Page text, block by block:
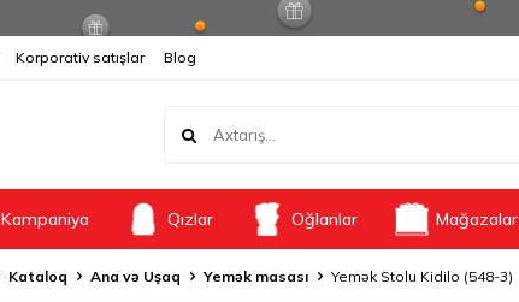
Korporativ satışlar Blog
Kampaniya Qızlar Oğlanlar Mağazalar
Kataloq Ana və Uşaq Yemək masası Yemək Stolu Kidilo (548-3)